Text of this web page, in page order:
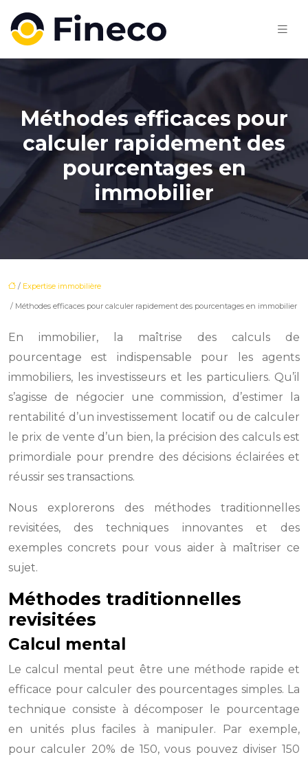
Méthodes efficaces pour
calculer rapidement des
pourcentages en
immobilier
/ Expertise immobilière
/ Méthodes efficaces pour calculer rapidement des pourcentages en immobilier
En immobilier, la maîtrise des calculs de
pourcentage est indispensable pour les agents
immobiliers, les investisseurs et les particuliers. Qu’il
s’agisse de négocier une commission, d’estimer la
rentabilité d’un investissement locatif ou de calculer
le prix de vente d’un bien, la précision des calculs est
primordiale pour prendre des décisions éclairées et
réussir ses transactions.
Nous explorerons des méthodes traditionnelles
revisitées, des techniques innovantes et des
exemples concrets pour vous aider à maîtriser ce
sujet.
Méthodes traditionnelles
revisitées
Calcul mental
Le calcul mental peut être une méthode rapide et
efficace pour calculer des pourcentages simples. La
technique consiste à décomposer le pourcentage
en unités plus faciles à manipuler. Par exemple,
pour calculer 20% de 150, vous pouvez diviser 150